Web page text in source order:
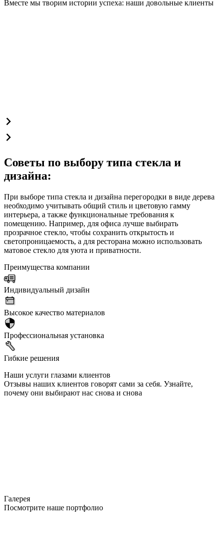
Вместе мы творим истории успеха: наши довольные клиенты
Советы по выбору типа стекла и
дизайна:
При выборе типа стекла и дизайна перегородки в виде дерева
необходимо учитывать общий стиль и цветовую гамму
интерьера, а также функциональные требования к
помещению. Например, для офиса лучше выбирать
прозрачное стекло, чтобы сохранить открытость и
светопроницаемость, а для ресторана можно использовать
матовое стекло для уюта и приватности.
Преимущества компании
Индивидуальный дизайн
Высокое качество материалов
Профессиональная установка
Гибкие решения
Наши услуги глазами клиентов
Отзывы наших клиентов говорят сами за себя. Узнайте,
почему они выбирают нас снова и снова
Галерея
Посмотрите наше портфолио